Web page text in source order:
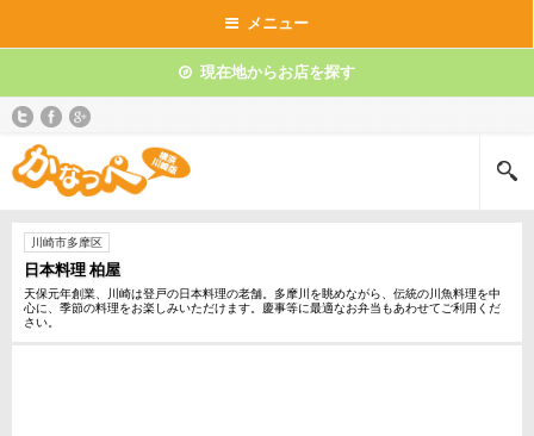
メニュー
現在地からお店を探す
川崎市多摩区
日本料理 柏屋
天保元年創業、川崎は登戸の日本料理の老舗。多摩川を眺めながら、伝統の川魚料理を中
心に、季節の料理をお楽しみいただけます。慶事等に最適なお弁当もあわせてご利用くだ
さい。